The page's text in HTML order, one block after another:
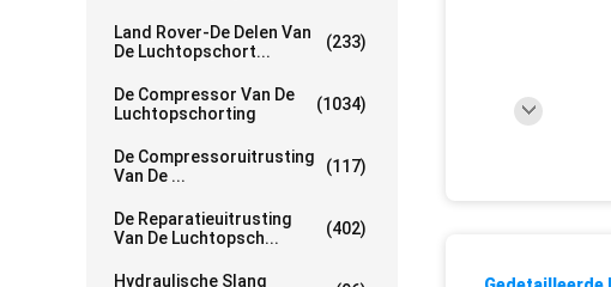
Land Rover-De Delen Van
De Luchtopschort...
(233)
De Compressor Van De
Luchtopschorting
(1034)
De Compressoruitrusting
Van De ...
(117)
De Reparatieuitrusting
Van De Luchtopsch...
(402)
Hydraulische Slang